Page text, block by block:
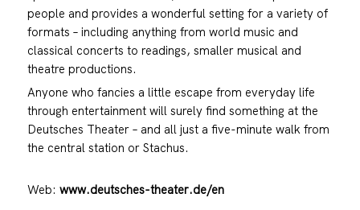
people and provides a wonderful setting for a variety of
formats – including anything from world music and
classical concerts to readings, smaller musical and
theatre productions.
Anyone who fancies a little escape from everyday life
through entertainment will surely find something at the
Deutsches Theater – and all just a five-minute walk from
the central station or Stachus.
Web: www.deutsches-theater.de/en